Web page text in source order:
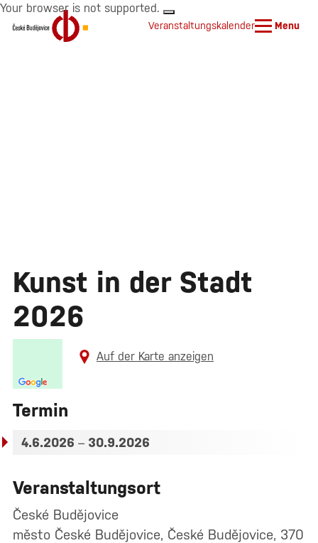
Your browser is not supported.
Veranstaltungskalender Menu
Kunst in der Stadt
2026
Auf der Karte anzeigen
Termin
4.6.2026 – 30.9.2026
Veranstaltungsort
České Budějovice
město České Budějovice, České Budějovice, 370